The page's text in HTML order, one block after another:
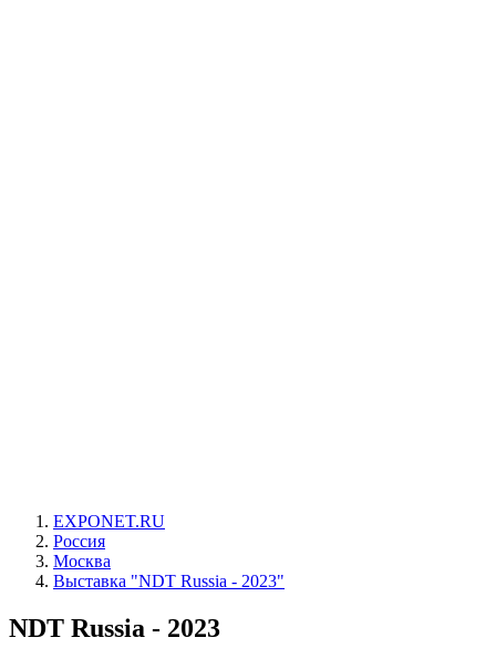
EXPONET.RU
Россия
Москва
Выставка "NDT Russia - 2023"
NDT Russia - 2023